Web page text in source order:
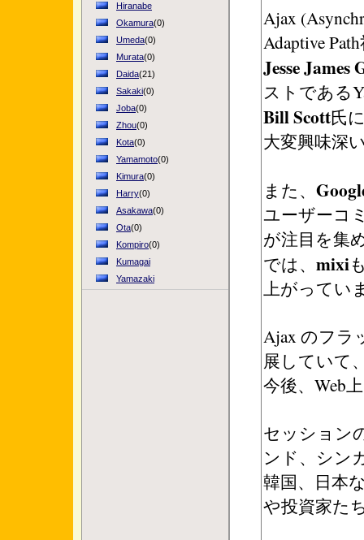
Hiranabe
Okamura(0)
Umeda(0)
Murata(0)
Daida(21)
Sakaki(0)
Joba(0)
Zhou(0)
Kota(0)
Yamamoto(0)
Kimura(0)
Harry(0)
Asakawa(0)
Ota(0)
Kompiro(0)
Kumagai
Yamazaki
Ajax
Adaptive
Jesse James
ストである
Bill Scott氏
大変興味深
また、
ユーザーコ
が注目を集
では、 mixi
上がってい
Ajax のフラ
展していて
今後、Web
セッション
ンド、シン
韓国、日本
や投資家た